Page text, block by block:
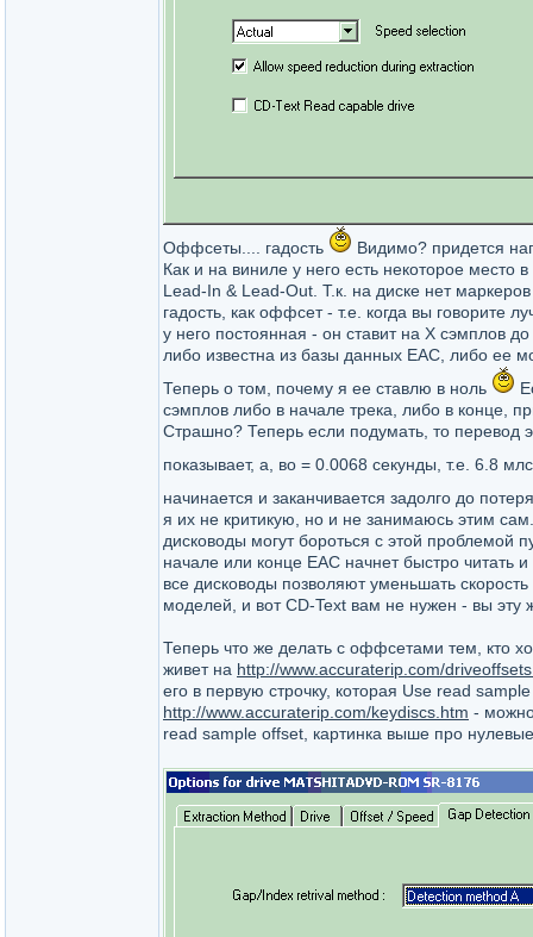
Оффсеты.... гадость
Видимо? придется
Как и на виниле у него есть некоторое место
Lead-In & Lead-Out. Т.к. на диске нет
гадость, как оффсет - т.е. когда вы говорите
у него постоянная - он ставит на Х сэмплов
либо известна из базы данных EAC, либо ее
Теперь о том, почему я ее ставлю в ноль
сэмплов либо в начале трека, либо в конце,
Страшно? Теперь если подумать, то перевод
показывает, а, во = 0.0068 секунды, т.е. 6.8
начинается и заканчивается задолго до
я их не критикую, но и не занимаюсь этим
дисководы могут бороться с этой проблемой
начале или конце ЕАС начнет быстро читать
все дисководы позволяют уменьшать
моделей, и вот СD-Text вам не нужен - вы эту
Теперь что же делать с оффсетами тем, кто
живет на http://www.accuraterip.com/
его в первую строчку, которая Use read
http://www.accuraterip.com/keydiscs.htm -
read sample offset, картинка выше про